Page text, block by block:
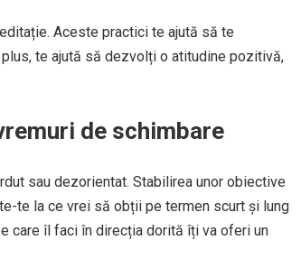
Aceste practici te ajută să te
te ajută să dezvolți o atitudine pozitivă,
de schimbare
sau dezorientat. Stabilirea unor obiective
te la ce vrei să obții pe termen scurt și lung
care îl faci în direcția dorită îți va oferi un